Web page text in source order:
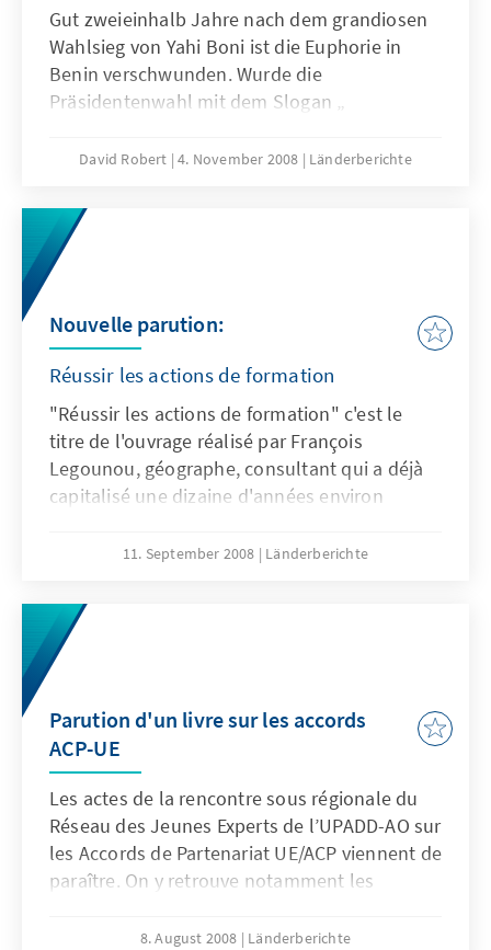
Gut zweieinhalb Jahre nach dem grandiosen
Wahlsieg von Yahi Boni ist die Euphorie in
Benin verschwunden. Wurde die
Präsidentenwahl mit dem Slogan „
das Ziel an, Benin zum Schwellenland zu
Schlagwort der Regierung Yahi Bonis.
David Robert 4. November 2008 Länderberichte
Nouvelle parution:
Réussir les actions de formation
"Réussir les actions de formation" c'est le
titre de l'ouvrage réalisé par François
Legounou, géographe, consultant qui a déjà
capitalisé une dizaine d'années environ
d'animation et d'évaluation de sessions de
africaine. Il y retrace entre autres les
stratégies de communication, du leadership
et du développement à la base.
11. September 2008 Länderberichte
Parution d'un livre sur les accords
ACP-UE
Les actes de la rencontre sous régionale du
Réseau des Jeunes Experts de l’UPADD-AO sur
les Accords de Partenariat UE/ACP viennent de
paraître. On y retrouve notamment les
accords de partenariat économique :
8. August 2008 Länderberichte